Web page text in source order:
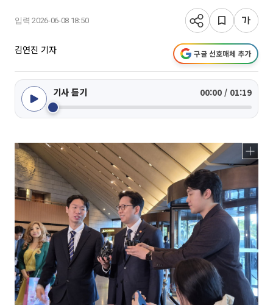
입력 2026-06-08 18:50
김연진 기자 구글 선호매체 추가
기사 듣기 00:00 / 01:19